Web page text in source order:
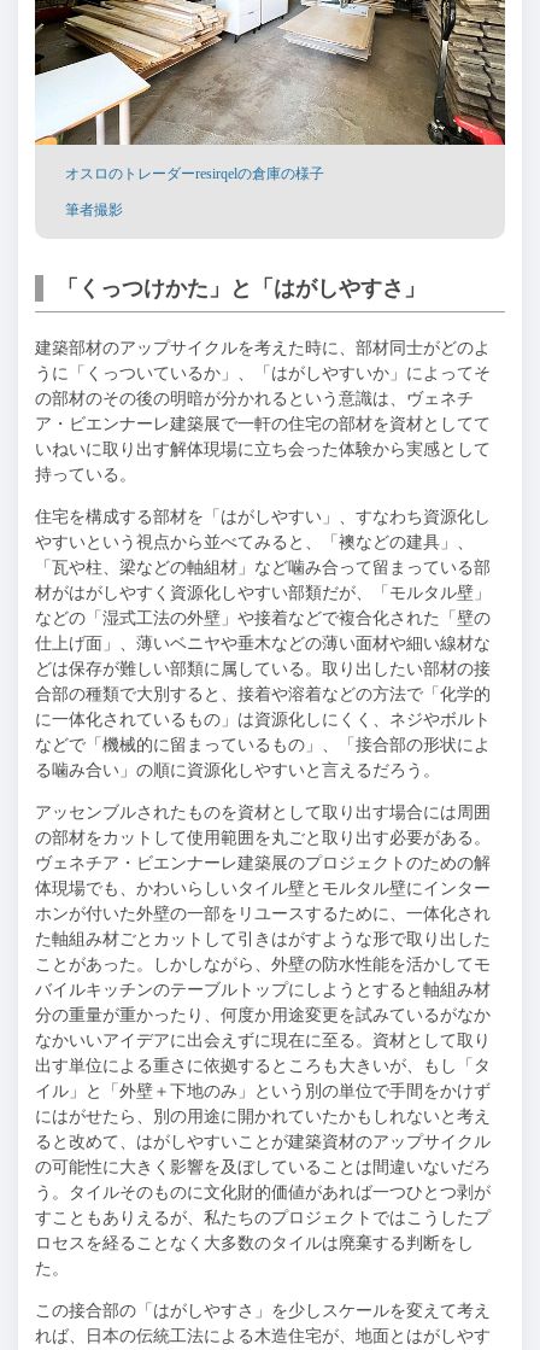
オスロのトレーダーresirqelの倉庫の様子
筆者撮影
「くっつけかた」と「はがしやすさ」
建築部材のアップサイクルを考えた時に、部材同士がどのよ
うに「くっついているか」、「はがしやすいか」によってそ
の部材のその後の明暗が分かれるという意識は、ヴェネチ
ア・ビエンナーレ建築展で一軒の住宅の部材を資材としてて
いねいに取り出す解体現場に立ち会った体験から実感として
持っている。
住宅を構成する部材を「はがしやすい」、すなわち資源化し
やすいという視点から並べてみると、「襖などの建具」、
「瓦や柱、梁などの軸組材」など噛み合って留まっている部
材がはがしやすく資源化しやすい部類だが、「モルタル壁」
などの「湿式工法の外壁」や接着などで複合化された「壁の
仕上げ面」、薄いベニヤや垂木などの薄い面材や細い線材な
どは保存が難しい部類に属している。取り出したい部材の接
合部の種類で大別すると、接着や溶着などの方法で「化学的
に一体化されているもの」は資源化しにくく、ネジやボルト
などで「機械的に留まっているもの」、「接合部の形状によ
る噛み合い」の順に資源化しやすいと言えるだろう。
アッセンブルされたものを資材として取り出す場合には周囲
の部材をカットして使用範囲を丸ごと取り出す必要がある。
ヴェネチア・ビエンナーレ建築展のプロジェクトのための解
体現場でも、かわいらしいタイル壁とモルタル壁にインター
ホンが付いた外壁の一部をリユースするために、一体化され
た軸組み材ごとカットして引きはがすような形で取り出した
ことがあった。しかしながら、外壁の防水性能を活かしてモ
バイルキッチンのテーブルトップにしようとすると軸組み材
分の重量が重かったり、何度か用途変更を試みているがなか
なかいいアイデアに出会えずに現在に至る。資材として取り
出す単位による重さに依拠するところも大きいが、もし「タ
イル」と「外壁＋下地のみ」という別の単位で手間をかけず
にはがせたら、別の用途に開かれていたかもしれないと考え
ると改めて、はがしやすいことが建築資材のアップサイクル
の可能性に大きく影響を及ぼしていることは間違いないだろ
う。タイルそのものに文化財的価値があれば一つひとつ剥が
すこともありえるが、私たちのプロジェクトではこうしたプ
ロセスを経ることなく大多数のタイルは廃棄する判断をし
た。
この接合部の「はがしやすさ」を少しスケールを変えて考え
れば、日本の伝統工法による木造住宅が、地面とはがしやす